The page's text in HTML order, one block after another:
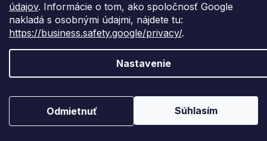
údajov. Informácie o tom, ako spoločnosť Google
nakladá s osobnými údajmi, nájdete tu:
https://business.safety.google/privacy/.
Nastavenie
Odmietnuť Súhlasím
Vytvoril Shoptet Premium